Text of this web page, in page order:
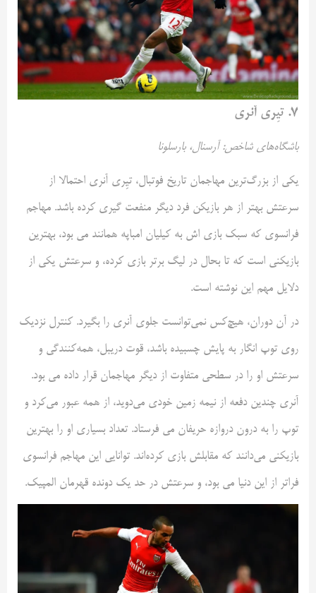
۷. تیِری آنری
باشگاه‌های شاخص: آرسنال، بارسلونا
یکی از بزرگ‌ترین مهاجمان تاریخ فوتبال، تیِری آنری احتمالا از
سرعتش بهتر از هر بازیکن فرد دیگر منفعت گیری کرده باشد. مهاجم
فرانسوی که سبک بازی اش به کیلیان امباپه همانند می بود، بهترین
بازیکنی است که تا بحال در لیگ برتر بازی کرده، و سرعتش یکی از
دلایل مهم این نوشته است.
در آن دوران، هیچ‌کس نمی‌توانست جلوی آنری را بگیرد. کنترل نزدیک
روی توپ انگار به پایش چسبیده باشد، قوت دریبل، همه‌کنندگی و
سرعتش او را در سطحی متفاوت از دیگر مهاجمان قرار داده می بود.
آنری چندین دفعه از نیمه زمین خودی می‌دوید، از همه عبور می‌کرد و
توپ را به درون دروازه حریفان می فرستاد. تعداد بسیاری او را بهترین
بازیکنی می‌دانند که مقابلش بازی کرده‌اند. توانایی‌ این مهاجم فرانسوی
فراتر از این دنیا می بود، و سرعتش در حد یک دونده قهرمان المپیک.